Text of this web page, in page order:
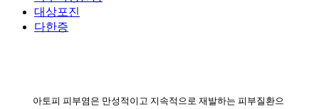
대상포진
다한증
아토피 피부염은 만성적이고 지속적으로 재발하는 피부질환으